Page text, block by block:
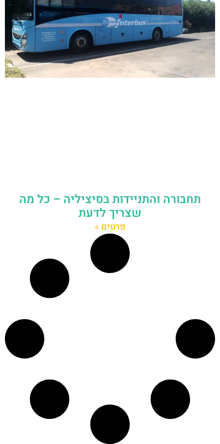
תחבורה והתניידות בסיציליה – כל מה
שצריך לדעת
פרטים »